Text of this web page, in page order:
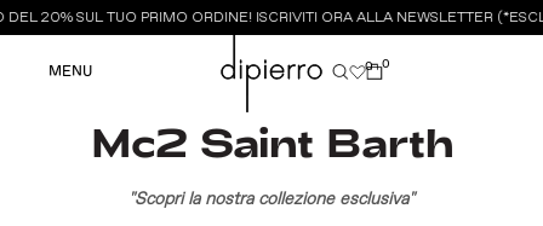
20% SUL TUO PRIMO ORDINE! ISCRIVITI ORA ALLA NEWSLETTER
MENU 0 0
Mc2 Saint Barth
"Scopri la nostra collezione esclusiva"